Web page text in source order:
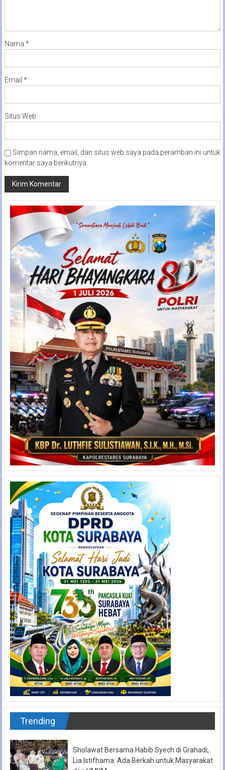
Nama *
Email *
Situs Web
Simpan nama, email, dan situs web saya pada peramban ini untuk
komentar saya berikutnya.
Trending
Sholawat Bersama Habib Syech di Grahadi,
Lia Istifhama: Ada Berkah untuk Masyarakat